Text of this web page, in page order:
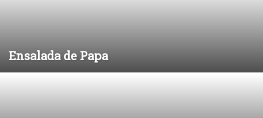
Ensalada de Papa